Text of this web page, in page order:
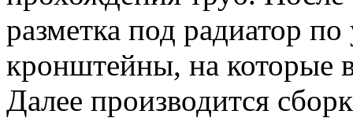
разметка под радиатор
кронштейны, на которые
Далее производится